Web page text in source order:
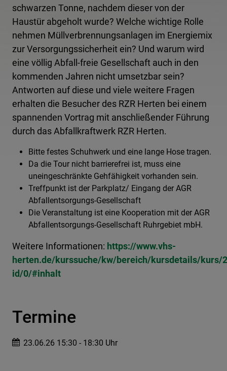
schwarzen Tonne, nachdem dieser von der
Haustür abgeholt wurde? Welche wichtige Rolle
nehmen Müllverbrennungsanlagen im Energiemix
zur Versorgungssicherheit ein? Und warum wird
eine völlig Abfall-freie Gesellschaft auch in den
kommenden Jahren nicht umsetzbar sein?
Antworten auf diese und viele weitere Fragen
erhalten die Besucher des RZR Herten bei einem
spannenden Vortrag mit anschließender Führung
durch das Abfallkraftwerk RZR Herten.
Bitte festes Schuhwerk und eine lange Hose tragen.
Da die Tour nicht barrierefrei ist, muss eine
uneingeschränkte Gehfähigkeit vorhanden sein.
Treffpunkt ist der Parkplatz/ Eingang der AGR
Abfallentsorgungs-Gesellschaft
Die Veranstaltung ist eine Kooperation mit der AGR
Abfallentsorgungs-Gesellschaft Ruhrgebiet mbH.
Weitere Informationen: https://www.vhs-
herten.de/kurssuche/kw/bereich/kursdetails/kurs/
id/0/#inhalt
Termine
23.06.26 15:30 - 18:30 Uhr